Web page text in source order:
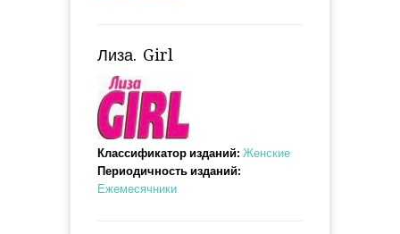
Лиза. Girl
Классификатор изданий: Женские
Периодичность изданий:
Ежемесячники